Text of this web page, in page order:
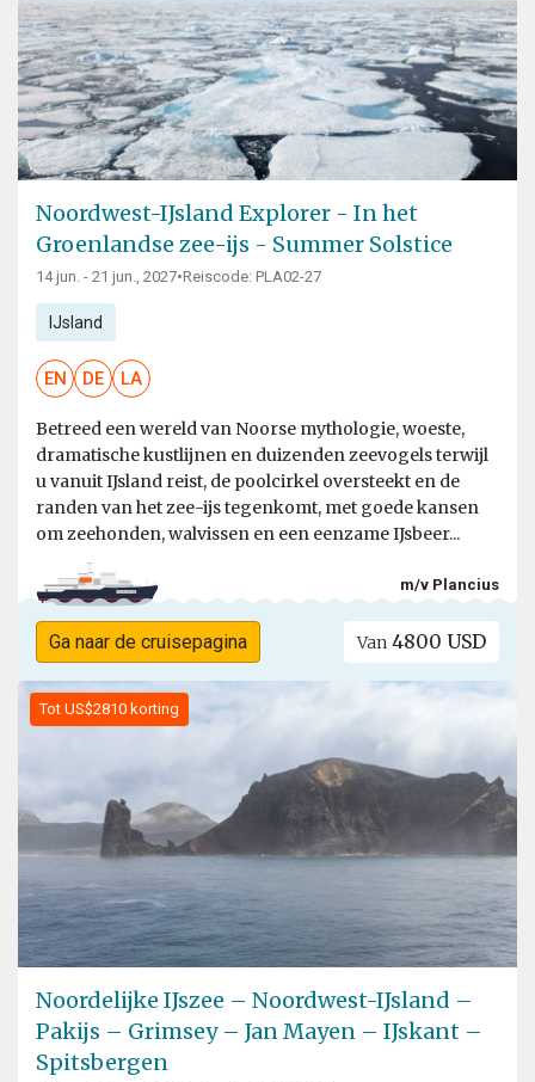
Noordwest-IJsland Explorer - In het
Groenlandse zee-ijs - Summer Solstice
14 jun. - 21 jun., 2027•Reiscode: PLA02-27
IJsland
EN DE LA
Betreed een wereld van Noorse mythologie, woeste,
dramatische kustlijnen en duizenden zeevogels terwijl
u vanuit IJsland reist, de poolcirkel oversteekt en de
randen van het zee-ijs tegenkomt, met goede kansen
om zeehonden, walvissen en een eenzame IJsbeer...
m/v Plancius
Ga naar de cruisepagina Van 4800 USD
Tot US$2810 korting
Noordelijke IJszee – Noordwest-IJsland –
Pakijs – Grimsey – Jan Mayen – IJskant –
Spitsbergen